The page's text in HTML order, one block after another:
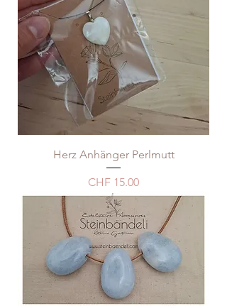
Herz Anhänger Perlmutt
Price
CHF 15.00